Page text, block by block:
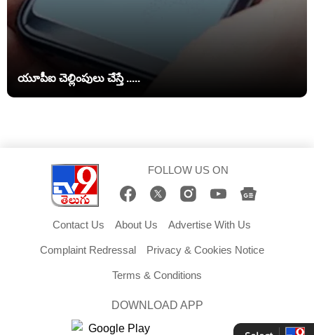
యూపీఐ చెల్లింపులు చేస్తే .....
FOLLOW US ON
Contact Us About Us Advertise With Us
Complaint Redressal Privacy & Cookies Notice
Terms & Conditions
DOWNLOAD APP